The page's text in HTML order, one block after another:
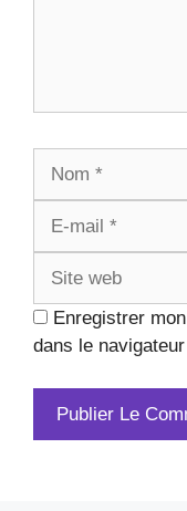
Enregistrer
dans le